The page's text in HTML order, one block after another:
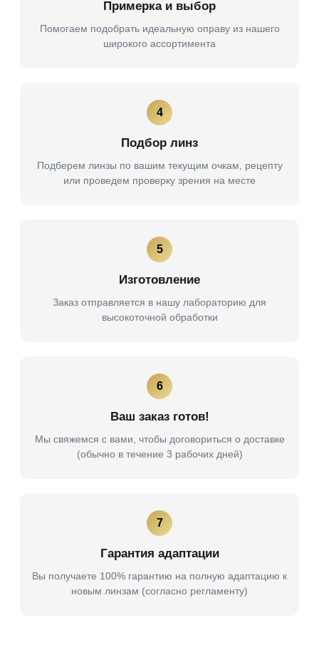
Примерка и выбор
Помогаем подобрать идеальную оправу из нашего
широкого ассортимента
4
Подбор линз
Подберем линзы по вашим текущим очкам, рецепту
или проведем проверку зрения на месте
5
Изготовление
Заказ отправляется в нашу лабораторию для
высокоточной обработки
6
Ваш заказ готов!
Мы свяжемся с вами, чтобы договориться о доставке
(обычно в течение 3 рабочих дней)
7
Гарантия адаптации
Вы получаете 100% гарантию на полную адаптацию к
новым линзам (согласно регламенту)